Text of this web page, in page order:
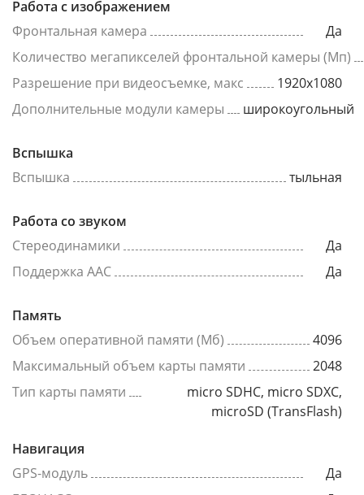
Работа с изображением
Фронтальная камера
Да
Количество мегапикселей фронтальной камеры (Мп)
Разрешение при видеосъемке, макс
1920x1080
Дополнительные модули камеры
широкоугольный
Вспышка
Вспышка
тыльная
Работа со звуком
Стереодинамики
Да
Поддержка AAC
Да
Память
Объем оперативной памяти (Мб)
4096
Максимальный объем карты памяти
2048
Тип карты памяти
micro SDHC, micro SDXC,
microSD (TransFlash)
Навигация
GPS-модуль
Да